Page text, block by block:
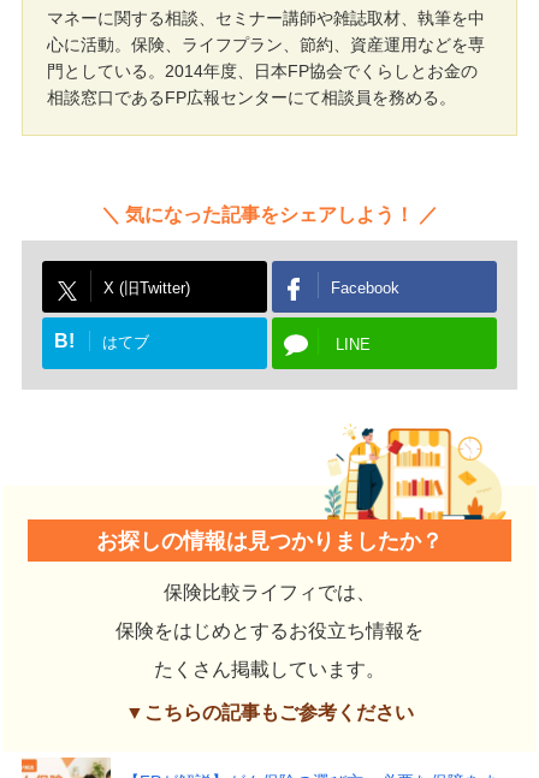
マネーに関する相談、セミナー講師や雑誌取材、執筆を中
心に活動。保険、ライフプラン、節約、資産運用などを専
門としている。2014年度、日本FP協会でくらしとお金の
相談窓口であるFP広報センターにて相談員を務める。
気になった記事をシェアしよう！
X (旧Twitter) Facebook
B! はてブ LINE
お探しの情報は見つかりましたか？
保険比較ライフィでは、
保険をはじめとするお役立ち情報を
たくさん掲載しています。
▼こちらの記事もご参考ください